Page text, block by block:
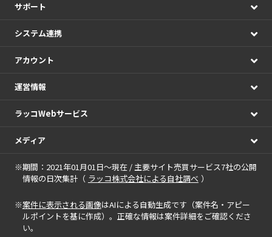
サポート
システム連携
アカウント
運営情報
ラッコWebサービス
メディア
※期間：2021年01月01日～現在 / 主要サイト売買サービス7社の公開
情報の日次集計（ ラッコ株式会社による自社調べ ）
※案件に表示される画像はAIによる自動生成です（案件名・アピー
ルポイントを基に作成）。正確な情報は案件詳細をご確認くださ
い。